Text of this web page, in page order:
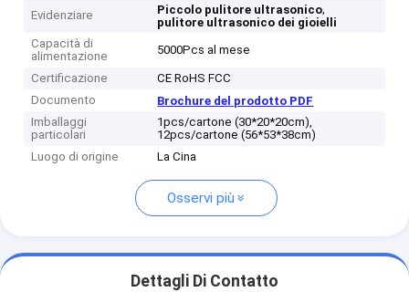
Evidenziare Piccolo pulitore ultrasonico,
pulitore ultrasonico dei gioielli
Capacità di
alimentazione
5000Pcs al mese
Certificazione
CE RoHS FCC
Documento
Brochure del prodotto PDF
Imballaggi
particolari
1pcs/cartone (30*20*20cm),
12pcs/cartone (56*53*38cm)
Luogo di origine
La Cina
Osservi più
Dettagli Di Contatto